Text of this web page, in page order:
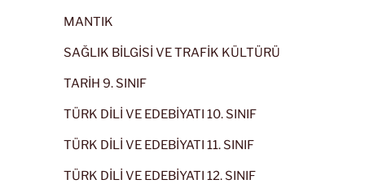
MANTIK
SAĞLIK BİLGİSİ VE TRAFİK KÜLTÜRÜ
TARİH 9. SINIF
TÜRK DİLİ VE EDEBİYATI 10. SINIF
TÜRK DİLİ VE EDEBİYATI 11. SINIF
TÜRK DİLİ VE EDEBİYATI 12. SINIF